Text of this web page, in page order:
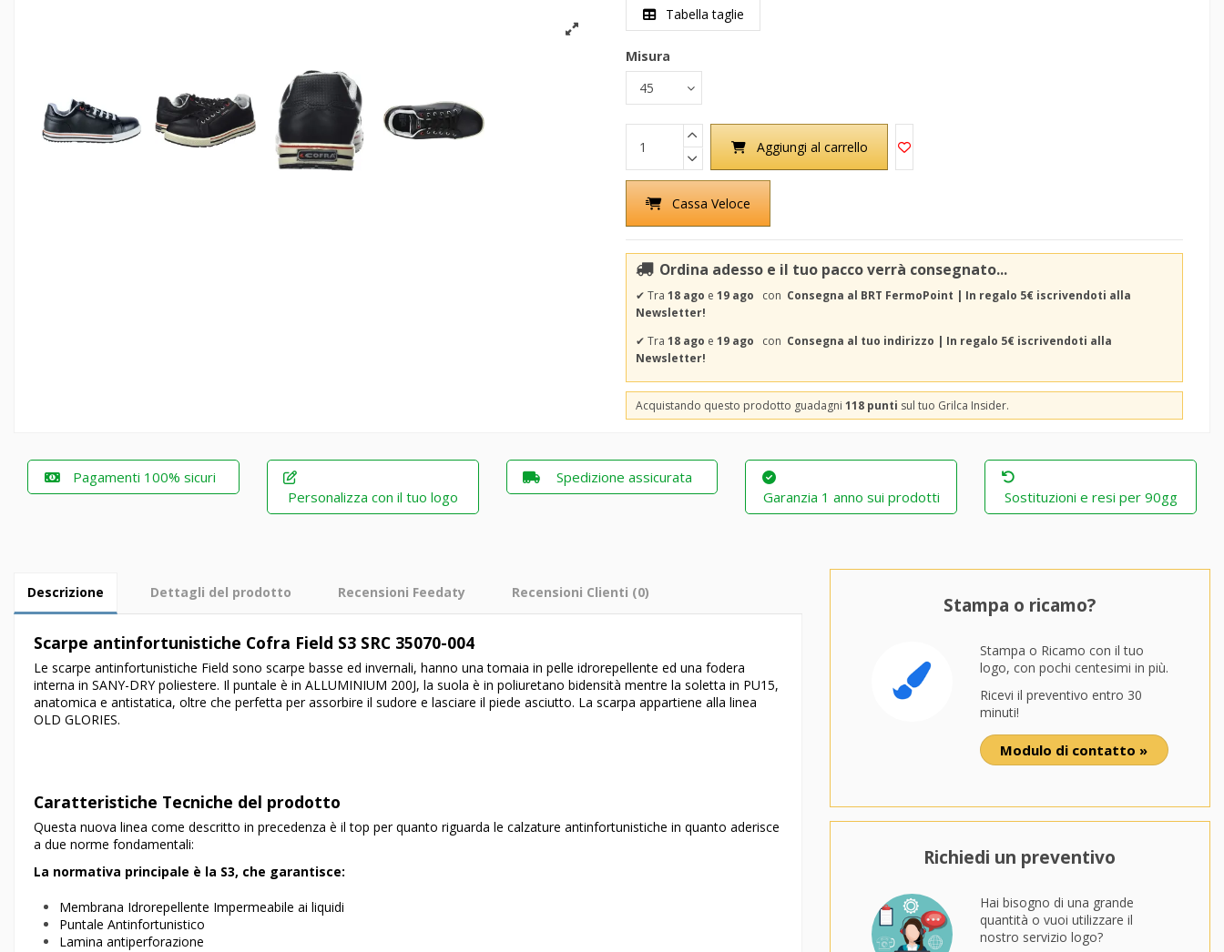
Tabella taglie
Misura
Aggiungi al carrello
Cassa Veloce
Ordina adesso e il tuo pacco verrà consegnato...
✔ Tra 18 ago e 19 ago con Consegna al BRT FermoPoint | In regalo 5€ iscrivendoti alla
Newsletter!
✔ Tra 18 ago e 19 ago con Consegna al tuo indirizzo | In regalo 5€ iscrivendoti alla
Newsletter!
Acquistando questo prodotto guadagni 118 punti sul tuo Grilca Insider.
Pagamenti 100% sicuri
Personalizza con il tuo logo
Spedizione assicurata
Garanzia 1 anno sui prodotti
Sostituzioni e resi per 90gg
Descrizione Dettagli del prodotto Recensioni Feedaty Recensioni Clienti (0)
Scarpe antinfortunistiche Cofra Field S3 SRC 35070-004
Le scarpe antinfortunistiche Field sono scarpe basse ed invernali, hanno una tomaia in pelle idrorepellente ed una fodera
interna in SANY-DRY poliestere. Il puntale è in ALLUMINIUM 200J, la suola è in poliuretano bidensità mentre la soletta in PU15,
anatomica e antistatica, oltre che perfetta per assorbire il sudore e lasciare il piede asciutto. La scarpa appartiene alla linea
OLD GLORIES.
Caratteristiche Tecniche del prodotto
Questa nuova linea come descritto in precedenza è il top per quanto riguarda le calzature antinfortunistiche in quanto aderisce
a due norme fondamentali:
La normativa principale è la S3, che garantisce:
Membrana Idrorepellente Impermeabile ai liquidi
Puntale Antinfortunistico
Lamina antiperforazione
Stampa o ricamo?
Stampa o Ricamo con il tuo
logo, con pochi centesimi in più.
Ricevi il preventivo entro 30
minuti!
Modulo di contatto »
Richiedi un preventivo
Hai bisogno di una grande
quantità o vuoi utilizzare il
nostro servizio logo?